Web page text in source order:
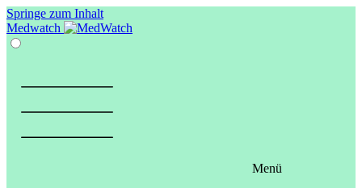
Springe zum Inhalt
Medwatch
Menü